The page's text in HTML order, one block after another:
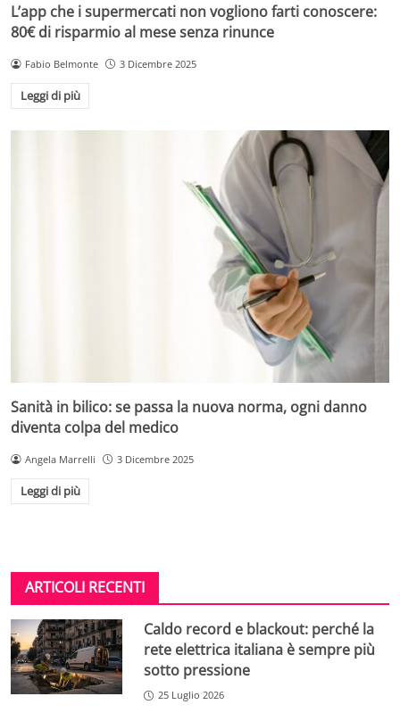
L’app che i supermercati non vogliono farti conoscere:
80€ di risparmio al mese senza rinunce
Fabio Belmonte 3 Dicembre 2025
Leggi di più
Sanità in bilico: se passa la nuova norma, ogni danno
diventa colpa del medico
Angela Marrelli 3 Dicembre 2025
Leggi di più
ARTICOLI RECENTI
Caldo record e blackout: perché la
rete elettrica italiana è sempre più
sotto pressione
25 Luglio 2026